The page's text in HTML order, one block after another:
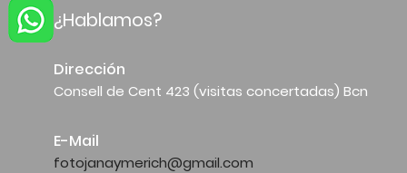
¿Hablamos?
Dirección
Consell de Cent 423 (visitas concertadas) Bcn
E-Mail
fotojanaymerich@gmail.com